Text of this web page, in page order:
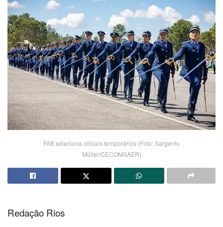
FAB seleciona oficiais temporários (Foto: Sargento
Müller/CECOMSAER)
Redação Rios